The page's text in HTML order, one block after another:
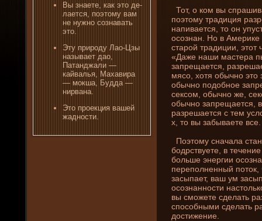
Вы знаете, как это де­
лается, поэтому вам
не нужно сознавать
это.
Эту природу Лао-Цзы
называет дао,
Патанджали —
кайвалья, Махавира
— мокша, Будда —
ни­рвана.
Это проекция вашей
жадности.
Тот, о ком вы
поэтому традиция
напивается, то он
осознан. Но в Америке
старой традиции,
«Даже наши мастера
запрещается,
мясо, хотя обычно
обычно подобное
сексом, обычно же,
обычно запрещается,
разрешается с тем
х, то вы забываете все.
Поэтому сначала
бодрствуете, в
больше энергии
переполненный поток,
засыпает, ваш ум
осознанности
вы сможете сде­лать
способными сде­лать
достижени­е.